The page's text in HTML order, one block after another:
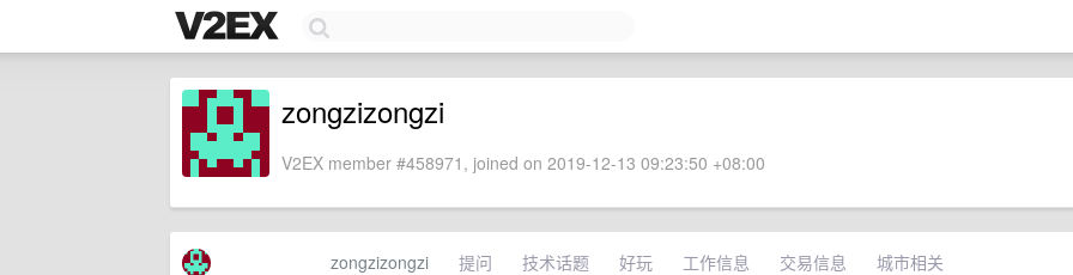
zongzizongzi
V2EX member #458971, joined on 2019-12-13 09:23:50 +08:00
zongzizongzi 提问 技术话题 好玩 工作信息 交易信息 城市相关